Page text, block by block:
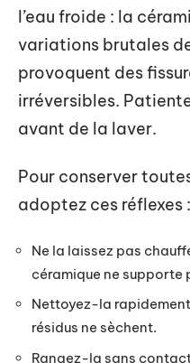
l’eau froide : la
variations brutales
provoquent des
irréversibles.
avant de la laver.
Pour conserver
adoptez ces réflexes :
Ne la laissez pas
céramique ne supporte
Nettoyez-la
résidus ne sèchent.
Rangez-la sans